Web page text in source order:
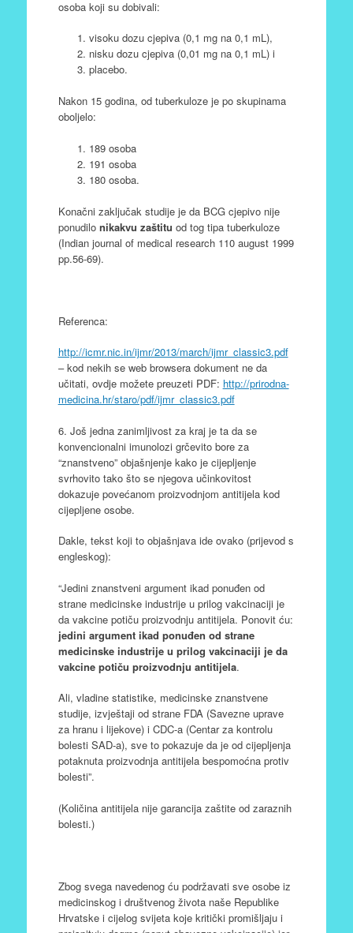
osoba koji su dobivali:
visoku dozu cjepiva (0,1 mg na 0,1 mL),
nisku dozu cjepiva (0,01 mg na 0,1 mL) i
placebo.
Nakon 15 godina, od tuberkuloze je po skupinama
oboljelo:
189 osoba
191 osoba
180 osoba.
Konačni zaključak studije je da BCG cjepivo nije
ponudilo nikakvu zaštitu od tog tipa tuberkuloze
(Indian journal of medical research 110 august 1999
pp.56-69).
Referenca:
http://icmr.nic.in/ijmr/2013/march/ijmr_classic3.pdf
– kod nekih se web browsera dokument ne da
učitati, ovdje možete preuzeti PDF: http://prirodna-
medicina.hr/staro/pdf/ijmr_classic3.pdf
6. Još jedna zanimljivost za kraj je ta da se
konvencionalni imunolozi grčevito bore za
“znanstveno” objašnjenje kako je cijepljenje
svrhovito tako što se njegova učinkovitost
dokazuje povećanom proizvodnjom antitijela kod
cijepljene osobe.
Dakle, tekst koji to objašnjava ide ovako (prijevod s
engleskog):
“Jedini znanstveni argument ikad ponuđen od
strane medicinske industrije u prilog vakcinaciji je
da vakcine potiču proizvodnju antitijela. Ponovit ću:
jedini argument ikad ponuđen od strane
medicinske industrije u prilog vakcinaciji je da
vakcine potiču proizvodnju antitijela.
Ali, vladine statistike, medicinske znanstvene
studije, izvještaji od strane FDA (Savezne uprave
za hranu i lijekove) i CDC-a (Centar za kontrolu
bolesti SAD-a), sve to pokazuje da je od cijepljenja
potaknuta proizvodnja antitijela bespomoćna protiv
bolesti”.
(Količina antitijela nije garancija zaštite od zaraznih
bolesti.)
Zbog svega navedenog ću podržavati sve osobe iz
medicinskog i društvenog života naše Republike
Hrvatske i cijelog svijeta koje kritički promišljaju i